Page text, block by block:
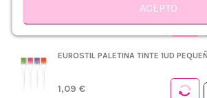
0,75 €
EUROSTIL PALETINA TINTE 1UD
1,09 €
DescripciónModo de empleo Detalles del
ACEPTO